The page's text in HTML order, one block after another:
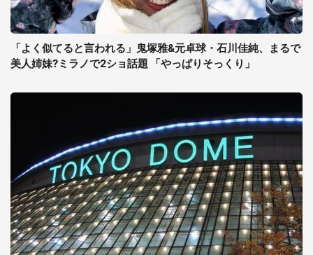
「よく似てると言われる」鬼塚雅&元卓球・石川佳純、まるで
美人姉妹?ミラノで2ショ話題 「やっぱりそっくり」